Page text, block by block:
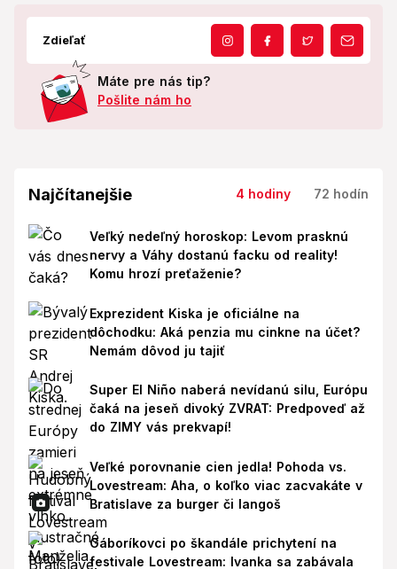
Zdieľať
Máte pre nás tip?
Pošlite nám ho
Najčítanejšie 4 hodiny 72 hodín
Veľký nedeľný horoskop: Levom prasknú
nervy a Váhy dostanú facku od reality!
Komu hrozí preťaženie?
Exprezident Kiska je oficiálne na
dôchodku: Aká penzia mu cinkne na účet?
Nemám dôvod ju tajiť
Super El Niño naberá nevídanú silu, Európu
čaká na jeseň divoký ZVRAT: Predpoveď až
do ZIMY vás prekvapí!
Veľké porovnanie cien jedla! Pohoda vs.
Lovestream: Aha, o koľko viac zacvakáte v
Bratislave za burger či langoš
Gáboríkovci po škandále prichytení na
festivale Lovestream: Ivanka sa zabávala